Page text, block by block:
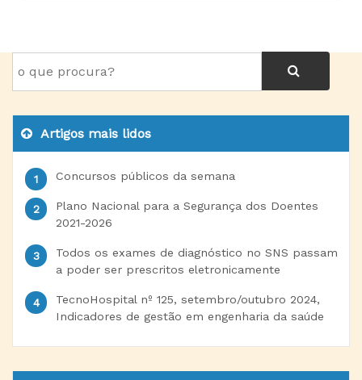
Artigos mais lidos
Concursos públicos da semana
Plano Nacional para a Segurança dos Doentes
2021-2026
Todos os exames de diagnóstico no SNS passam
a poder ser prescritos eletronicamente
TecnoHospital nº 125, setembro/outubro 2024,
Indicadores de gestão em engenharia da saúde